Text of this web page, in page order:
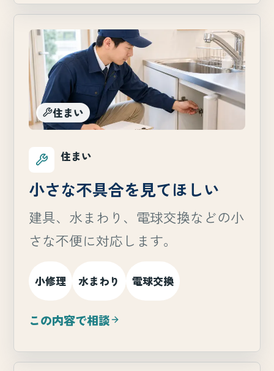
住まい
住まい
小さな不具合を見てほしい
建具、水まわり、電球交換などの小
さな不便に対応します。
小修理 水まわり 電球交換
この内容で相談